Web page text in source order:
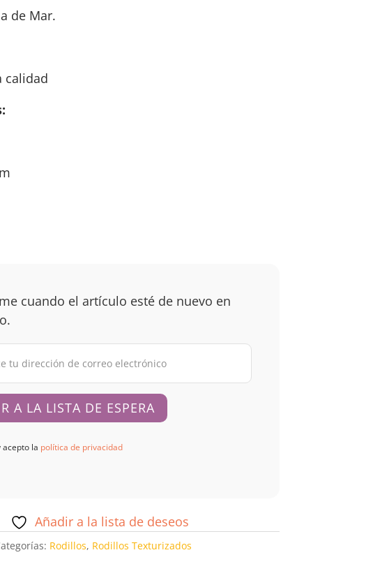
de Mar.
calidad
cuando el artículo esté de nuevo en
acepto la política de privacidad
Añadir a la lista de deseos
Rodillos, Rodillos Texturizados